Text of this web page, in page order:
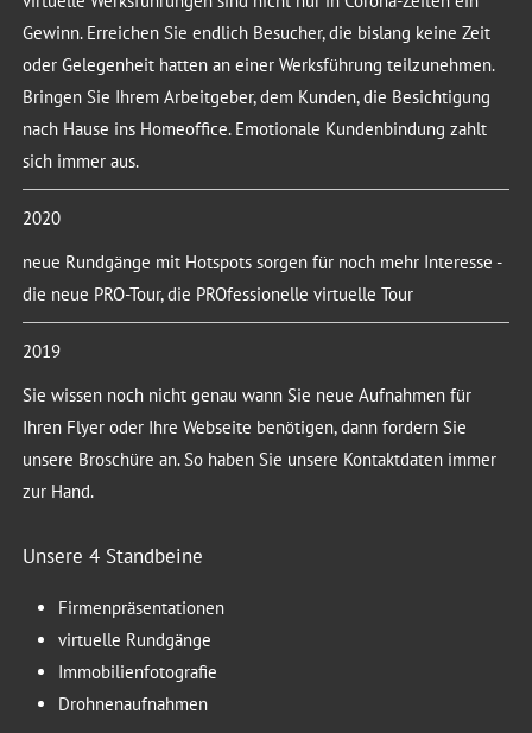
Gewinn. Erreichen Sie endlich Besucher, die bislang keine Zeit
oder Gelegenheit hatten an einer Werksführung teilzunehmen.
Bringen Sie Ihrem Arbeitgeber, dem Kunden, die Besichtigung
nach Hause ins Homeoffice. Emotionale Kundenbindung zahlt
sich immer aus.
2020
neue Rundgänge mit Hotspots sorgen für noch mehr Interesse -
die neue PRO-Tour, die PROfessionelle virtuelle Tour
2019
Sie wissen noch nicht genau wann Sie neue Aufnahmen für
Ihren Flyer oder Ihre Webseite benötigen, dann fordern Sie
unsere Broschüre an. So haben Sie unsere Kontaktdaten immer
zur Hand.
Unsere 4 Standbeine
Firmenpräsentationen
virtuelle Rundgänge
Immobilienfotografie
Drohnenaufnahmen